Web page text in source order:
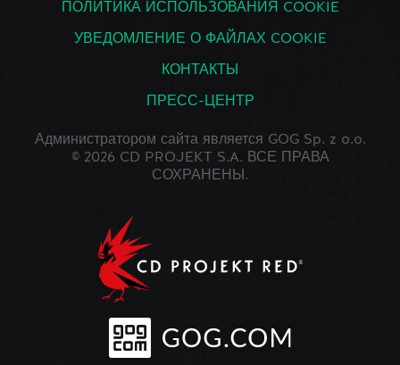
ПОЛИТИКА ИСПОЛЬЗОВАНИЯ COOKIE
УВЕДОМЛЕНИЕ О ФАЙЛАХ COOKIE
КОНТАКТЫ
ПРЕСС-ЦЕНТР
Администратором сайта является GOG Sp. z o.o.
© 2026 CD PROJEKT S.A. ВСЕ ПРАВА
СОХРАНЕНЫ.